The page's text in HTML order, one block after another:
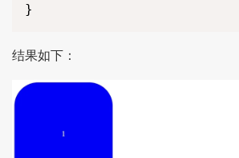
}
结果如下：